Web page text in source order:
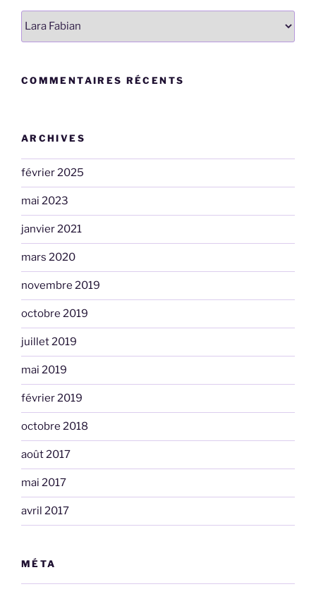
Catégories
COMMENTAIRES RÉCENTS
ARCHIVES
février 2025
mai 2023
janvier 2021
mars 2020
novembre 2019
octobre 2019
juillet 2019
mai 2019
février 2019
octobre 2018
août 2017
mai 2017
avril 2017
MÉTA